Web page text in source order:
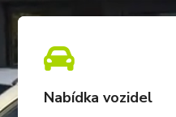

Nabídka vozidel